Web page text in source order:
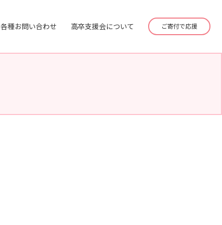
各種お問い合わせ 高卒支援会について ご寄付で応援